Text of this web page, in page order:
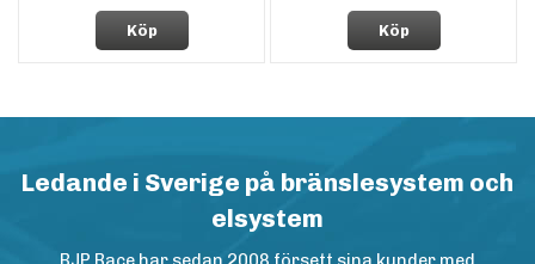
Köp Köp
Ledande i Sverige på bränslesystem och
elsystem